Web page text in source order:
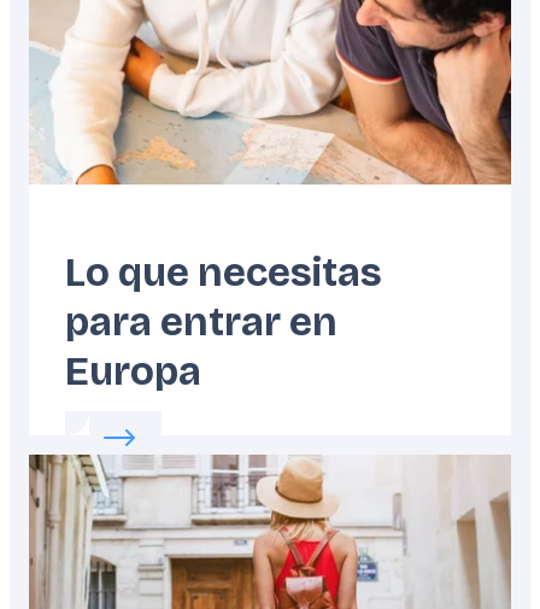
Lo que necesitas
para entrar en
Europa
Read more about:
Featured
image